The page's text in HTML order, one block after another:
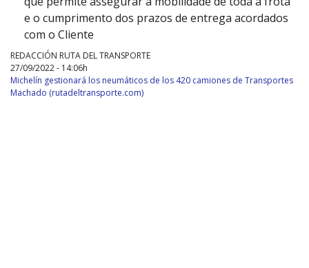
e o cumprimento dos prazos de entrega acordados
com o Cliente
REDACCIÓN RUTA DEL TRANSPORTE
27/09/2022 - 14:06h
Michelín gestionará los neumáticos de los 420 camiones de Transportes
Machado (rutadeltransporte.com)